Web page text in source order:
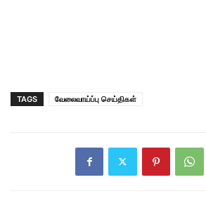
TAGS வேலைவாய்ப்பு செய்திகள்